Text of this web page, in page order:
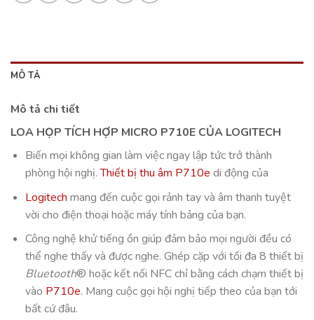
MÔ TẢ
Mô tả chi tiết
LOA HỌP TÍCH HỢP MICRO P710E CỦA LOGITECH
Biến mọi không gian làm việc ngay lập tức trở thành
phòng hội nghị.Thiết bị thu âm P710e di động của
Logitech mang đến cuộc gọi rảnh tay và âm thanh tuyệt
vời cho điện thoại hoặc máy tính bảng của bạn.
Công nghệ khử tiếng ồn giúp đảm bảo mọi người đều có
thể nghe thấy và được nghe. Ghép cặp với tối đa 8 thiết bị
Bluetooth® hoặc kết nối NFC chỉ bằng cách chạm thiết bị
vào P710e. Mang cuộc gọi hội nghị tiếp theo của bạn tới
bất cứ đâu.